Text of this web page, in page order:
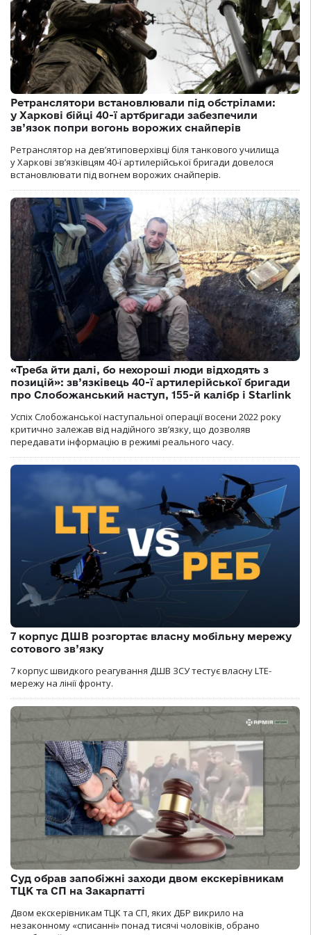
Ретранслятори встановлювали під обстрілами:
у Харкові бійці 40-ї артбригади забезпечили
зв’язок попри вогонь ворожих снайперів
Ретранслятор на дев’ятиповерхівці біля танкового училища
у Харкові зв’язківцям 40-ї артилерійської бригади довелося
встановлювати під вогнем ворожих снайперів.
«Треба йти далі, бо нехороші люди відходять з
позицій»: зв’язківець 40-ї артилерійської бригади
про Слобожанський наступ, 155-й калібр і Starlink
Успіх Слобожанської наступальної операції восени 2022 року
критично залежав від надійного зв’язку, що дозволяв
передавати інформацію в режимі реального часу.
7 корпус ДШВ розгортає власну мобільну мережу
сотового зв’язку
7 корпус швидкого реагування ДШВ ЗСУ тестує власну LTE-
мережу на лінії фронту.
Суд обрав запобіжні заходи двом екскерівникам
ТЦК та СП на Закарпатті
Двом екскерівникам ТЦК та СП, яких ДБР викрило на
незаконному «списанні» понад тисячі чоловіків, обрано